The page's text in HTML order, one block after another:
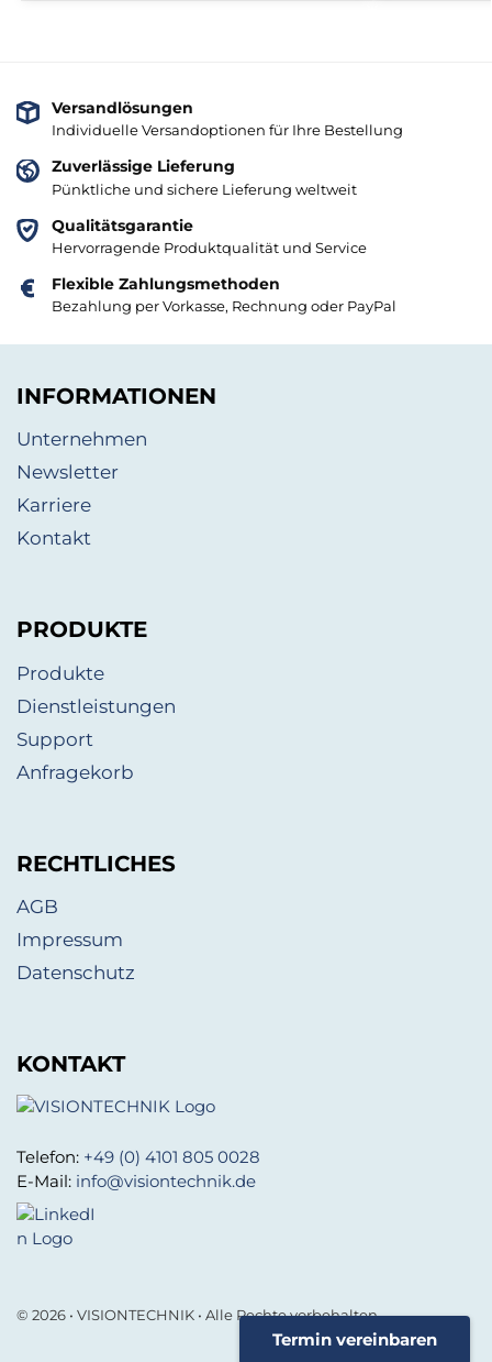
Termin vereinbaren
Versandlösungen
Individuelle Versandoptionen für Ihre Bestellung
Zuverlässige Lieferung
Pünktliche und sichere Lieferung weltweit
Qualitätsgarantie
Hervorragende Produktqualität und Service
Flexible Zahlungsmethoden
Bezahlung per Vorkasse, Rechnung oder PayPal
INFORMATIONEN
Unternehmen
Newsletter
Karriere
Kontakt
PRODUKTE
Produkte
Dienstleistungen
Support
Anfragekorb
RECHTLICHES
AGB
Impressum
Datenschutz
KONTAKT
Telefon: +49 (0) 4101 805 0028
E-Mail: info@visiontechnik.de
© 2026 • VISIONTECHNIK • Alle Rechte vorbehalten.